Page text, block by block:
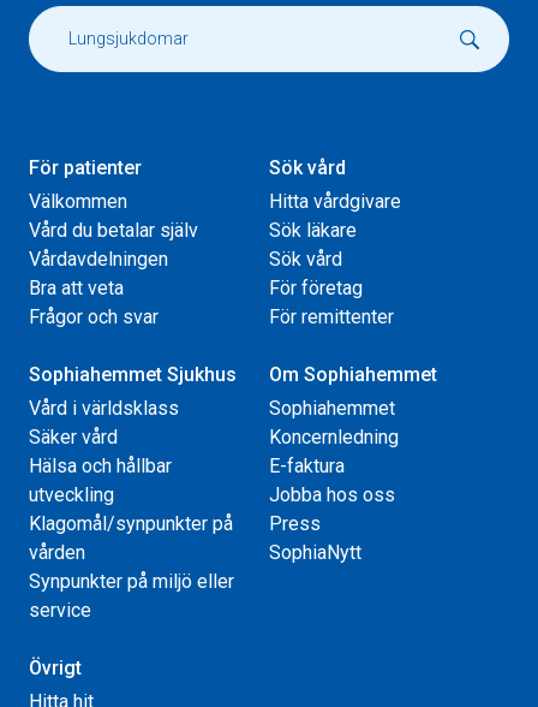
För patienter
Välkommen
Vård du betalar själv
Vårdavdelningen
Bra att veta
Frågor och svar
Sök vård
Hitta vårdgivare
Sök läkare
Sök vård
För företag
För remittenter
Sophiahemmet Sjukhus
Vård i världsklass
Säker vård
Hälsa och hållbar
utveckling
Klagomål/synpunkter på
vården
Synpunkter på miljö eller
service
Om Sophiahemmet
Sophiahemmet
Koncernledning
E-faktura
Jobba hos oss
Press
SophiaNytt
Övrigt
Hitta hit